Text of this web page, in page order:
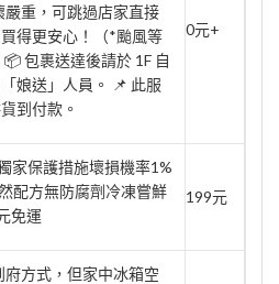
嚴重，可跳過店家直接
得更安心！（*颱風等
包裹送達後請於 1F 自
娘送」人員。 📌 此服
到付款。
0元+
家保護措施壞損機率1%
配方無防腐劑冷凍嘗鮮
免運
199元
方式，但家中冰箱空